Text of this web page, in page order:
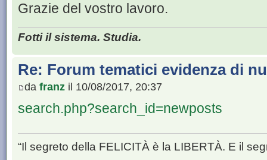
Grazie del vostro lavoro.
Fotti il sistema. Studia.
Re: Forum tematici evidenza di
da franz il 10/08/2017, 20:37
search.php?search_id=newposts
“Il segreto della FELICITÀ è la LIBERTÀ. E il